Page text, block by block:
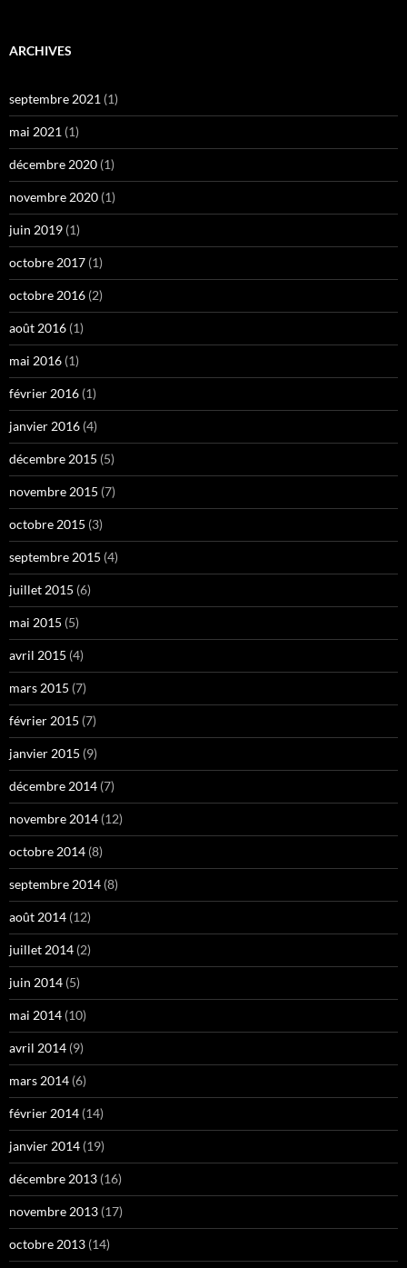
ARCHIVES
septembre 2021 (1)
mai 2021 (1)
décembre 2020 (1)
novembre 2020 (1)
juin 2019 (1)
octobre 2017 (1)
octobre 2016 (2)
août 2016 (1)
mai 2016 (1)
février 2016 (1)
janvier 2016 (4)
décembre 2015 (5)
novembre 2015 (7)
octobre 2015 (3)
septembre 2015 (4)
juillet 2015 (6)
mai 2015 (5)
avril 2015 (4)
mars 2015 (7)
février 2015 (7)
janvier 2015 (9)
décembre 2014 (7)
novembre 2014 (12)
octobre 2014 (8)
septembre 2014 (8)
août 2014 (12)
juillet 2014 (2)
juin 2014 (5)
mai 2014 (10)
avril 2014 (9)
mars 2014 (6)
février 2014 (14)
janvier 2014 (19)
décembre 2013 (16)
novembre 2013 (17)
octobre 2013 (14)